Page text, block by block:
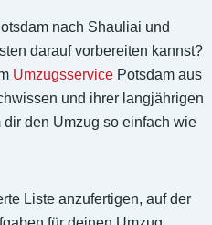
nach Shauliai und
darauf vorbereiten kannst?
Umzugsservice Potsdam aus
und ihrer langjährigen
den Umzug so einfach wie
Liste anzufertigen, auf der